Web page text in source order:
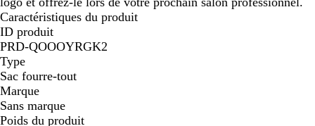
Caractéristiques du produit
ID produit
PRD-QOOOYRGK2
Type
Sac fourre-tout
Marque
Sans marque
Poids du produit